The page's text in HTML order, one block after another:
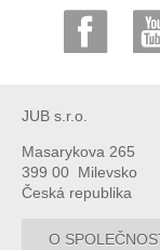
JUB s.r.o.
Masarykova 265
399 00 Milevsko
Česká republika
O